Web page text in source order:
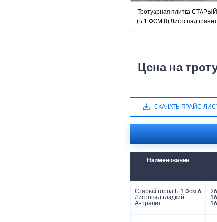
Тротуарная плитка
(Б.1.ФСМ.8) Листопад
Цена на
СКАЧАТЬ ПРАЙС-
Наименование
Старый город Б.1.Фсм.6
Листопад гладкий
Антрацит